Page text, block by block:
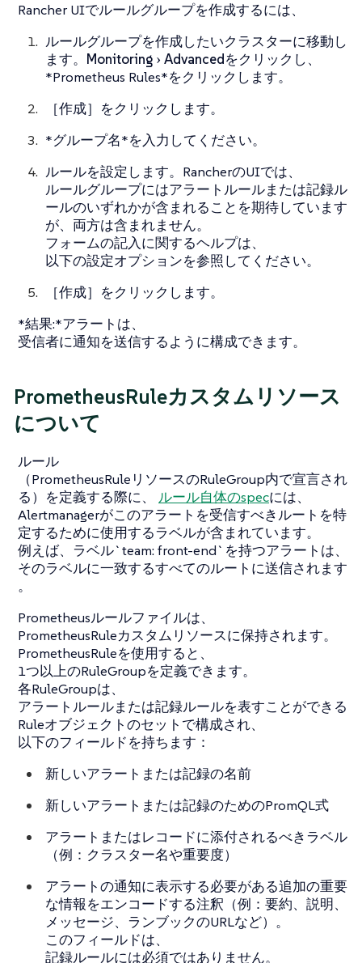
Rancher UIでルールグループを作成するには、
ルールグループを作成したいクラスターに移動し
ます。 Monitoring Advancedをクリックし、
*Prometheus Rules*をクリックします。
［作成］をクリックします。
*グループ名*を入力してください。
ルールを設定します。RancherのUIでは、
ルールグループにはアラートルールまたは記録ル
ールのいずれかが含まれることを期待しています
が、両方は含まれません。
フォームの記入に関するヘルプは、
以下の設定オプションを参照してください。
［作成］をクリックします。
*結果:*アラートは、
受信者に通知を送信するように構成できます。
PrometheusRuleカスタムリソース
について
ルール
（PrometheusRuleリソースのRuleGroup内で宣言され
る）を定義する際に、 ルール自体のspecには、
Alertmanagerがこのアラートを受信すべきルートを特
定するために使用するラベルが含まれています。
例えば、ラベル`team: front-end`を持つアラートは、
そのラベルに一致するすべてのルートに送信されます
。
Prometheusルールファイルは、
PrometheusRuleカスタムリソースに保持されます。
PrometheusRuleを使用すると、
1つ以上のRuleGroupを定義できます。
各RuleGroupは、
アラートルールまたは記録ルールを表すことができる
Ruleオブジェクトのセットで構成され、
以下のフィールドを持ちます：
新しいアラートまたは記録の名前
新しいアラートまたは記録のためのPromQL式
アラートまたはレコードに添付されるべきラベル
（例：クラスター名や重要度）
アラートの通知に表示する必要がある追加の重要
な情報をエンコードする注釈（例：要約、説明、
メッセージ、ランブックのURLなど）。
このフィールドは、
記録ルールには必須ではありません。